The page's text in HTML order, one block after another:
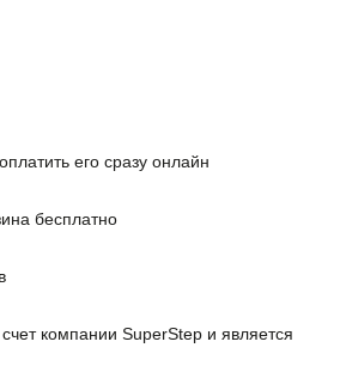
его сразу онлайн
бесплатно
компании SuperStep и является